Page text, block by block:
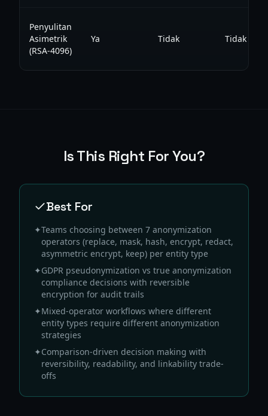
Penyulitan
Asimetrik
(RSA-4096)
Ya Tidak Tidak
Is This Right For You?
Best For
✦Teams choosing between 7 anonymization
operators (replace, mask, hash, encrypt, redact,
asymmetric encrypt, keep) per entity type
✦GDPR pseudonymization vs true anonymization
compliance decisions with reversible
encryption for audit trails
✦Mixed-operator workflows where different
entity types require different anonymization
strategies
✦Comparison-driven decision making with
reversibility, readability, and linkability trade-
offs